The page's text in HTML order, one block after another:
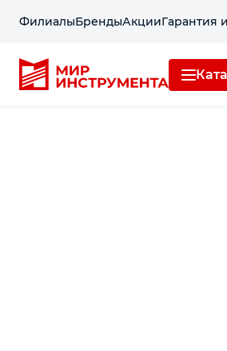
ФилиалыБрендыАкцииГарантия